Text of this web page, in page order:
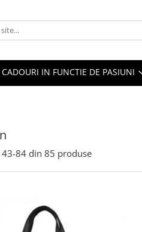
CADOURI IN FUNCTIE DE PASIUNI
43-84 din 85 produse